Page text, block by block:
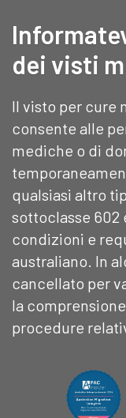
dei visti
Il visto per cure
consente alle
mediche o di
qualsiasi altro
sottoclasse 602
condizioni e
australiano. In
cancellato per
la
procedure